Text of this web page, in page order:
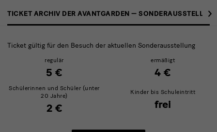
Eintritt
ADA
TICKET ARCHIV DER AVANTGARDEN — ›
Ticket gültig für den Besuch der aktuellen Sonderausstellung
regulär
5 €
ermäßigt
4 €
Schülerinnen und Schüler (unter
20 Jahre)
2 €
Kinder bis Schuleintritt
frei